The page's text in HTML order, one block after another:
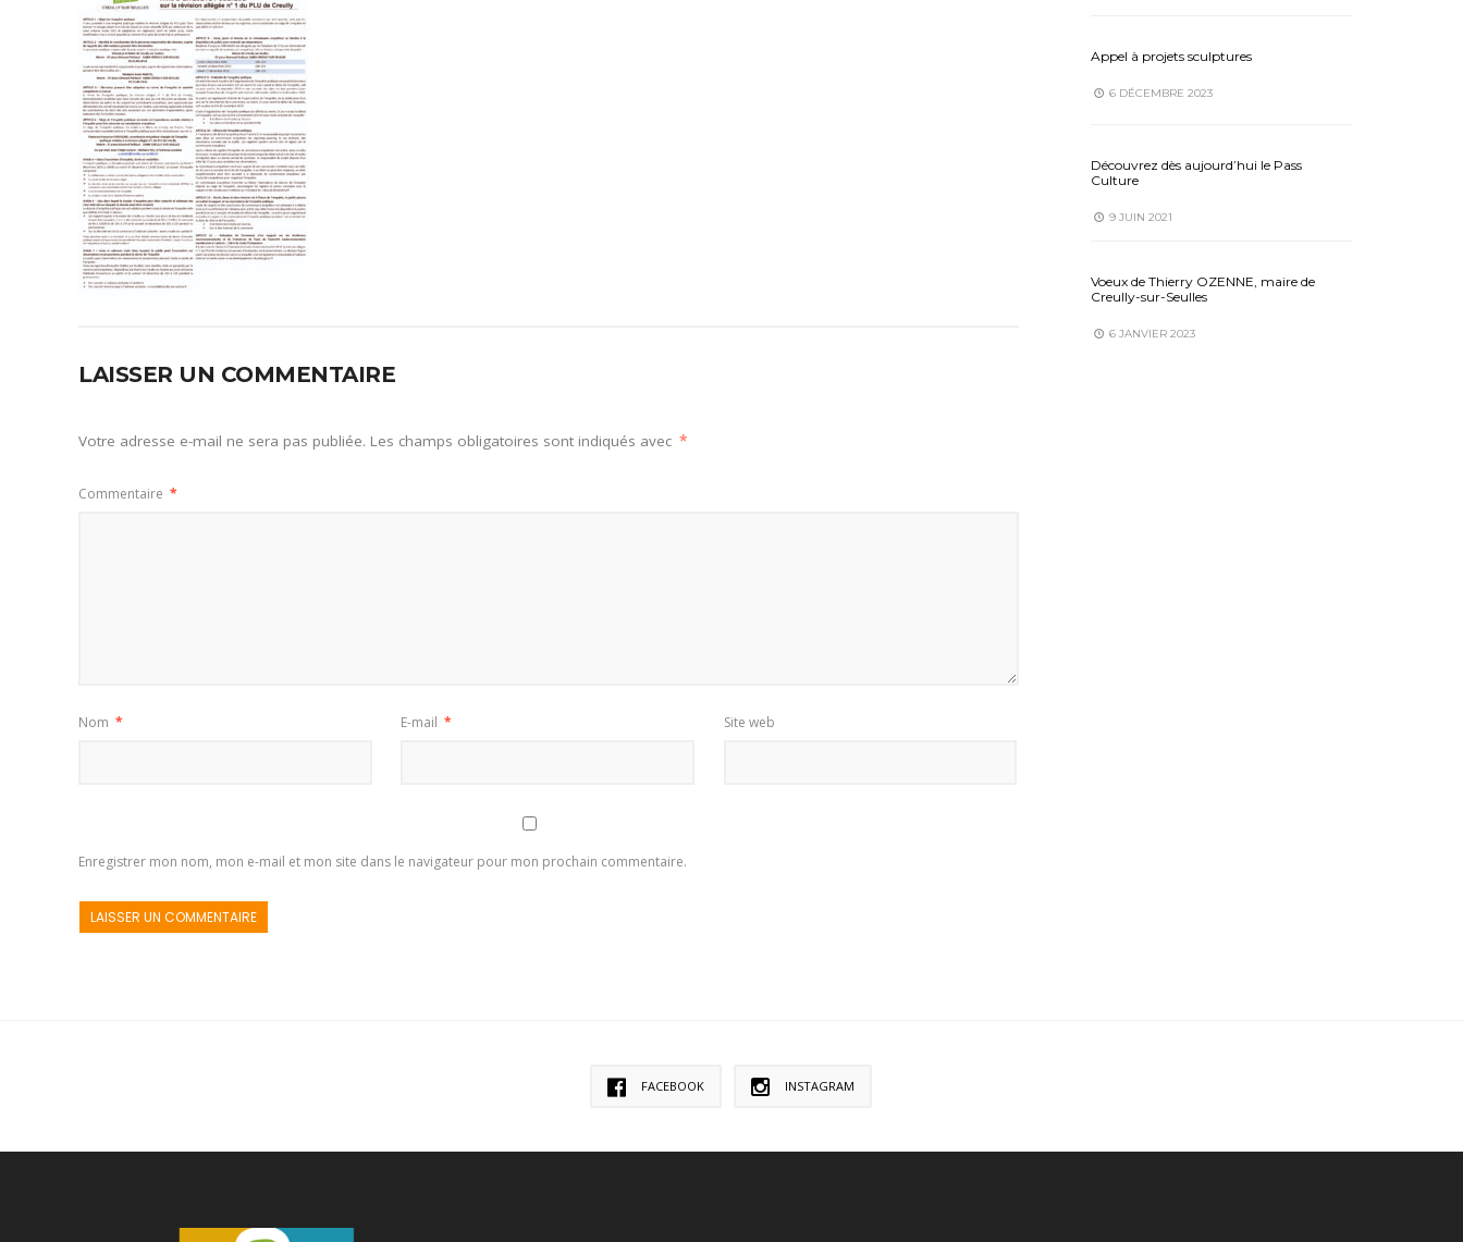
LAISSER UN COMMENTAIRE
Votre adresse e-mail ne sera pas publiée. Les champs obligatoires sont indiqués avec *
Commentaire *
Nom * E-mail * Site web
Enregistrer mon nom, mon e-mail et mon site dans le navigateur pour mon prochain commentaire.
Appel à projets sculptures
6 DÉCEMBRE 2023
Découvrez dès aujourd’hui le Pass
Culture
9 JUIN 2021
Voeux de Thierry OZENNE, maire de
Creully-sur-Seulles
6 JANVIER 2023
FACEBOOK INSTAGRAM